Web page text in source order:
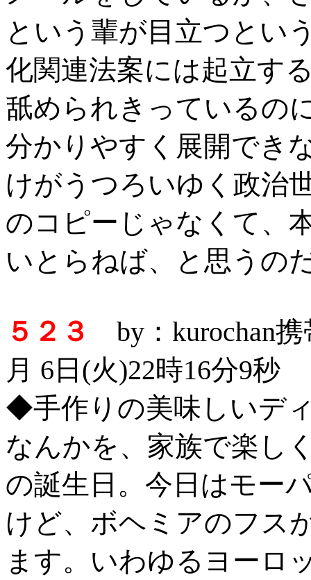
という輩が目立つとい
化関連法案には起立す
舐められきっているの
分かりやすく展開でき
けがうつろいゆく政治
のコピーじゃなくて、
いとらねば、と思うの
５２３
by：kurochan
月 6日(火)22時16分9秒
◆手作りの美味しいデ
なんかを、家族で楽し
の誕生日。今日はモー
けど、ボヘミアのフス
ます。いわゆるヨーロ